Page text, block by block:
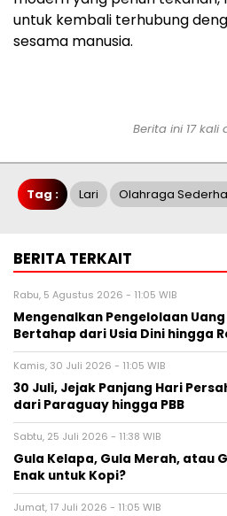
untuk kembali terhubung
sesama manusia.
Berita ini 17 kali
Tag : Lari Olahraga
BERITA TERKAIT
Rabu, 5 Agustus 2026 - 11:05 WIB
Mengenalkan Pengelolaan
Bertahap dari Usia Dini hingga
Kamis, 30 Juli 2026 - 11:05 WIB
30 Juli, Jejak Panjang Hari
dari Paraguay hingga PBB
Sabtu, 25 Juli 2026 - 11:38 WIB
Gula Kelapa, Gula Merah, atau
Enak untuk Kopi?
Jumat, 17 Juli 2026 - 11:05 WIB